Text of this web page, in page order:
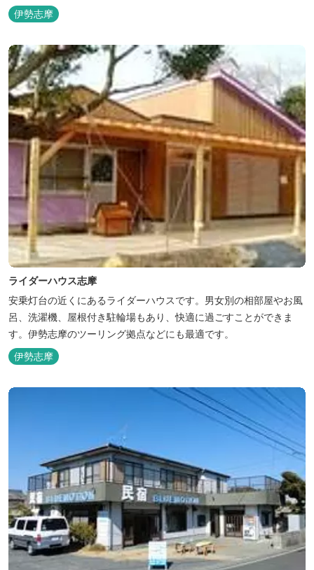
伊勢志摩
ライダーハウス志摩
安乗灯台の近くにあるライダーハウスです。男女別の相部屋やお風
呂、洗濯機、屋根付き駐輪場もあり、快適に過ごすことができま
す。伊勢志摩のツーリング拠点などにも最適です。
伊勢志摩